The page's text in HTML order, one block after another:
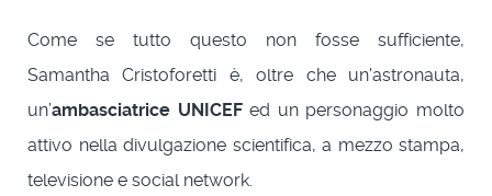
Come se tutto questo non fosse sufficiente,
Samantha Cristoforetti è, oltre che un'astronauta,
un’ambasciatrice UNICEFed un personaggio molto
attivo nella divulgazione scientifica, a mezzo stampa,
televisione e social network.